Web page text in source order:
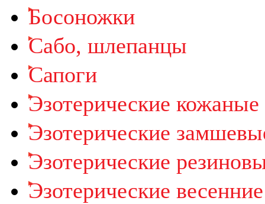
Босоножки
Cабо, шлепанцы
Сапоги
Эзотерические кожаные
Эзотерические
Эзотерические
Эзотерические